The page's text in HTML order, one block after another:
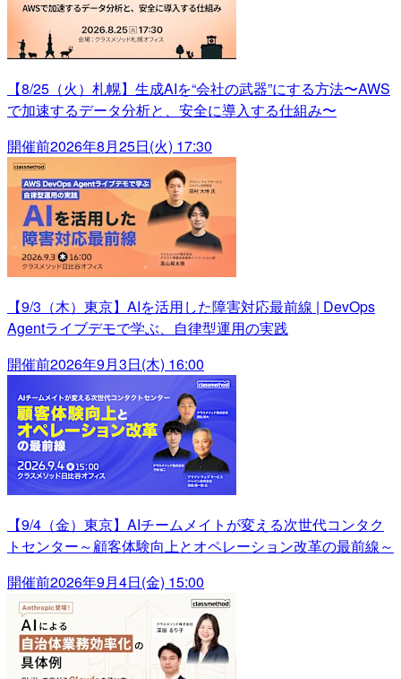
【8/25（火）札幌】生成AIを“会社の武器”にする方法〜AWS
で加速するデータ分析と、安全に導入する仕組み〜
開催前2026年8月25日(火) 17:30
【9/3（木）東京】AIを活用した障害対応最前線 | DevOps
Agentライブデモで学ぶ、自律型運用の実践
開催前2026年9月3日(木) 16:00
【9/4（金）東京】AIチームメイトが変える次世代コンタク
トセンター～顧客体験向上とオペレーション改革の最前線～
開催前2026年9月4日(金) 15:00